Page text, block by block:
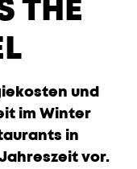
THE
und
im Winter
in
vor.